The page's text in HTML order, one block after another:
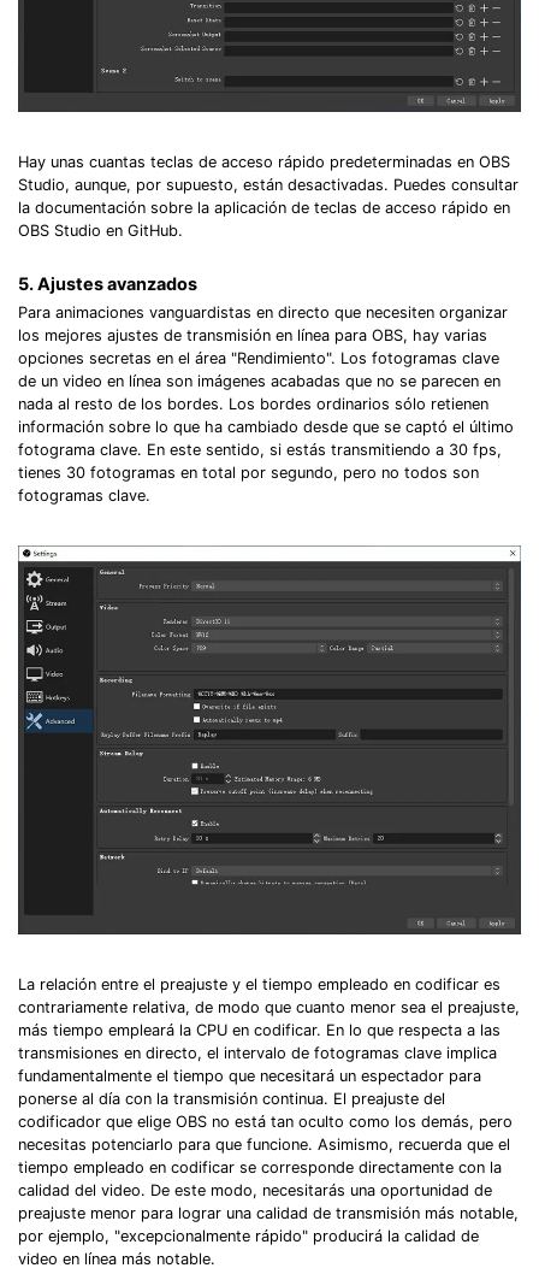
Hay unas cuantas teclas de acceso rápido predeterminadas en OBS
Studio, aunque, por supuesto, están desactivadas.󠀲󠀧󠀨󠀦󠀤󠀧󠀥󠀣󠀳󠀰 Puedes consultar
la documentación sobre la aplicación de teclas de acceso rápido en
OBS Studio en GitHub.󠀲󠀧󠀨󠀦󠀤󠀧󠀥󠀤󠀳
5. Ajustes avanzados󠀲󠀧󠀨󠀦󠀤󠀧󠀥󠀥󠀳
󠀰Para animaciones vanguardistas en directo que necesiten organizar
los mejores ajustes de transmisión en línea para OBS, hay varias
opciones secretas en el área "Rendimiento".󠀲󠀧󠀨󠀦󠀤󠀧󠀥󠀦󠀳󠀰 Los fotogramas clave
de un video en línea son imágenes acabadas que no se parecen en
nada al resto de los bordes.󠀲󠀧󠀨󠀦󠀤󠀧󠀥󠀧󠀳󠀰 Los bordes ordinarios sólo retienen
información sobre lo que ha cambiado desde que se captó el último
fotograma clave.󠀲󠀧󠀨󠀦󠀤󠀧󠀥󠀨󠀳󠀰 En este sentido, si estás transmitiendo a 30 fps,
tienes 30 fotogramas en total por segundo, pero no todos son
fotogramas clave.󠀲󠀧󠀨󠀦󠀤󠀧󠀥󠀩󠀳
󠀰La relación entre el preajuste y el tiempo empleado en codificar es
contrariamente relativa, de modo que cuanto menor sea el preajuste,
más tiempo empleará la CPU en codificar.󠀲󠀧󠀨󠀦󠀤󠀧󠀦󠀡󠀳󠀰 En lo que respecta a las
transmisiones en directo, el intervalo de fotogramas clave implica
fundamentalmente el tiempo que necesitará un espectador para
ponerse al día con la transmisión continua.󠀲󠀧󠀨󠀦󠀤󠀧󠀦󠀢󠀳󠀰 El preajuste del
codificador que elige OBS no está tan oculto como los demás, pero
necesitas potenciarlo para que funcione. 󠀲󠀧󠀨󠀦󠀤󠀧󠀦󠀣󠀳Asimismo, recuerda que el
tiempo empleado en codificar se corresponde directamente con la
calidad del video.󠀲󠀧󠀨󠀦󠀤󠀧󠀦󠀤󠀳󠀰 De este modo, necesitarás una oportunidad de
preajuste menor para lograr una calidad de transmisión más notable,
por ejemplo, "excepcionalmente rápido" producirá la calidad de
video en línea más notable.